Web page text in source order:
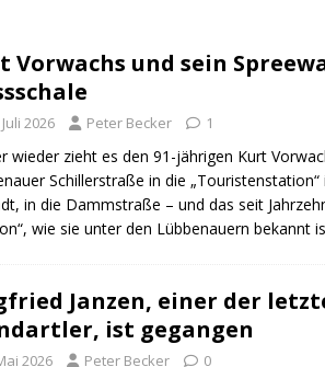
Gurkentag am Höllberghof FESTE & FEIERN
Vorwachs und sein
2026 Peter Becker 1
wieder zieht es den 91-jährigen Kurt
Schillerstraße in die „Touristenstation“
in die Dammstraße – und das seit
wie sie unter den Lübbenauern bekannt
Janzen, einer der
ist gegangen
2026 Peter Becker 0